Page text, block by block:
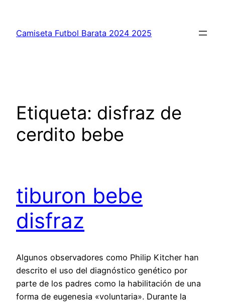
contenido
Camiseta Futbol Barata 2024 2025
Etiqueta: disfraz de
cerdito bebe
tiburon bebe
disfraz
Algunos observadores como Philip Kitcher han
descrito el uso del diagnóstico genético por
parte de los padres como la habilitación de una
forma de eugenesia «voluntaria». Durante la